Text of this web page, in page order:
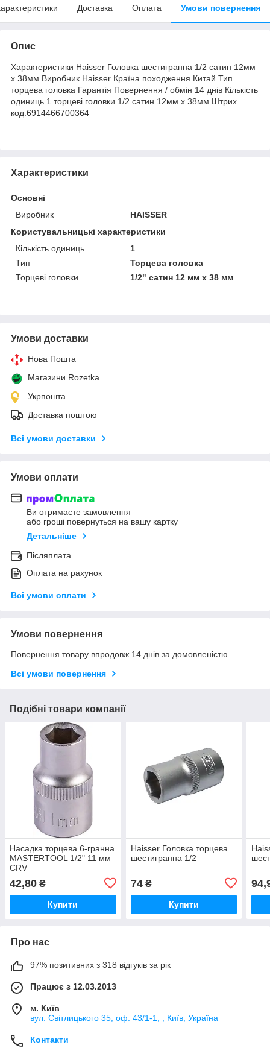
Доставка Оплата Умови повернення
Опис
Характеристики Haisser Головка шестигранна 1/2 сатин 12мм
х 38мм Виробник Haisser Країна походження Китай Тип
торцева головка Гарантія Повернення / обмін 14 днів Кількість
одиниць 1 торцеві головки 1/2 сатин 12мм х 38мм Штрих
код:6914466700364
Характеристики
Основні
Виробник
HAISSER
Користувальницькі характеристики
Кількість одиниць
1
Тип
Торцева головка
Торцеві головки
1/2" сатин 12 мм х 38 мм
Умови доставки
Нова Пошта
Магазини Rozetka
Укрпошта
Доставка поштою
Всі умови доставки
Умови оплати
Ви отримаєте замовлення
або гроші повернуться на вашу картку
Детальніше
Післяплата
Оплата на рахунок
Всі умови оплати
Умови повернення
Повернення товару впродовж 14 днів за домовленістю
Всі умови повернення
Подібні товари компанії
Насадка торцева 6-гранна
MASTERTOOL 1/2" 11 мм
CRV
42,80 ₴
Купити
Haisser Головка торцева
шестигранна 1/2
74₴
Купити
Про нас
97% позитивних з 318 відгуків за рік
Працює з 12.03.2013
м. Київ
вул. Світлицького 35, оф. 43/1-1, , Київ, Україна
Контакти